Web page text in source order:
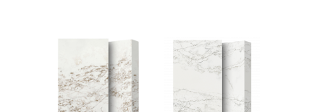
GOLD
ICE MAX
PURE